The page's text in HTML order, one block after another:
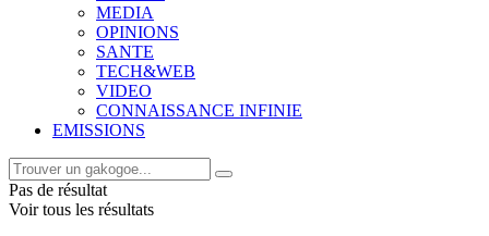
MEDIA
OPINIONS
SANTE
TECH&WEB
VIDEO
CONNAISSANCE INFINIE
EMISSIONS
Pas de résultat
Voir tous les résultats